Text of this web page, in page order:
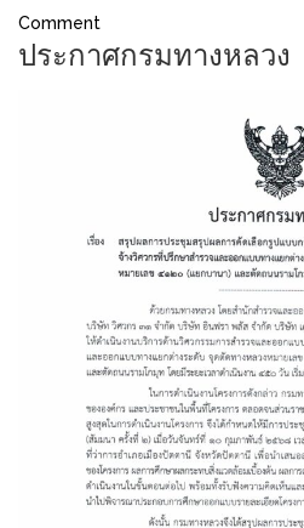
Comment
ประกาศกรมทางหลวง